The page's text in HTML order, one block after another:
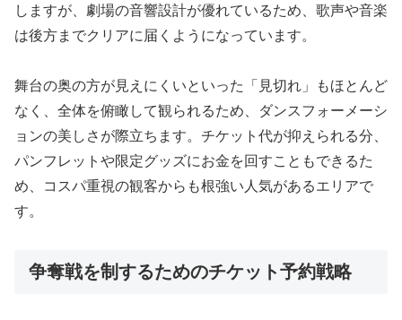
しますが、劇場の音響設計が優れているため、歌声や音楽
は後方までクリアに届くようになっています。
舞台の奥の方が見えにくいといった「見切れ」もほとんど
なく、全体を俯瞰して観られるため、ダンスフォーメーシ
ョンの美しさが際立ちます。チケット代が抑えられる分、
パンフレットや限定グッズにお金を回すこともできるた
め、コスパ重視の観客からも根強い人気があるエリアで
す。
争奪戦を制するためのチケット予約戦略